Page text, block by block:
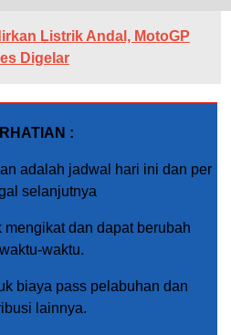
Listrik Andal, MotoGP
Digelar
:
adalah jadwal hari ini dan per
selanjutnya
mengikat dan dapat berubah
waktu.
biaya pass pelabuhan dan
lainnya.